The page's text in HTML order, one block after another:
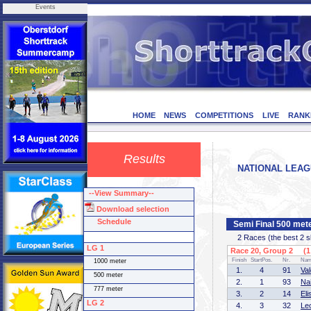
Events
HOME NEWS COMPETITIONS LIVE
Results
NATIONAL
Semi Final 500
2 Races (the best 2
Race 20, Group 2 (1
Finish StartPos. Nr.
1. 4 91
2.
1 93
3.
2 14
4.
3 32
--View Summary--
Download selection
Schedule
LG 1
1000 meter
500 meter
777 meter
LG 2